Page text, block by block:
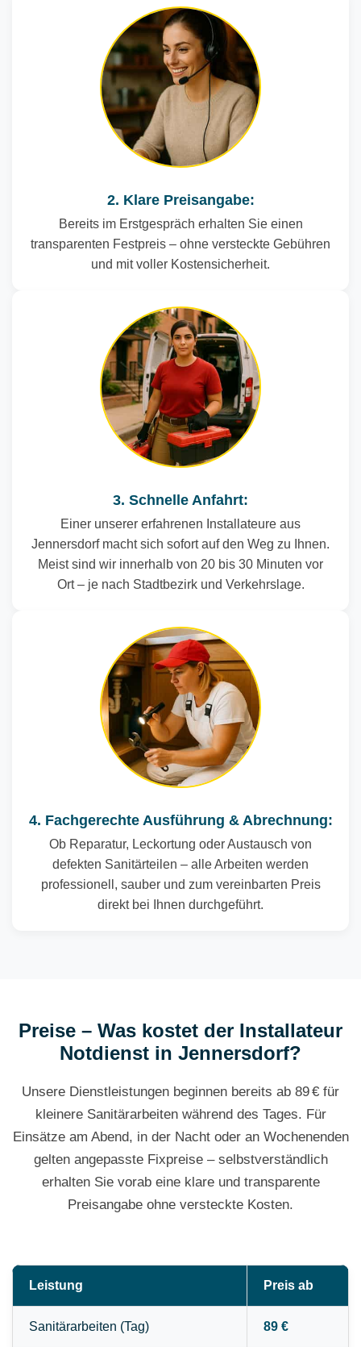
2. Klare Preisangabe:
Bereits im Erstgespräch erhalten Sie einen
transparenten Festpreis – ohne versteckte Gebühren
und mit voller Kostensicherheit.
3. Schnelle Anfahrt:
Einer unserer erfahrenen Installateure aus
Jennersdorf macht sich sofort auf den Weg zu Ihnen.
Meist sind wir innerhalb von 20 bis 30 Minuten vor
Ort – je nach Stadtbezirk und Verkehrslage.
4. Fachgerechte Ausführung & Abrechnung:
Ob Reparatur, Leckortung oder Austausch von
defekten Sanitärteilen – alle Arbeiten werden
professionell, sauber und zum vereinbarten Preis
direkt bei Ihnen durchgeführt.
Preise – Was kostet der Installateur
Notdienst in Jennersdorf?
Unsere Dienstleistungen beginnen bereits ab 89 € für
kleinere Sanitärarbeiten während des Tages. Für
Einsätze am Abend, in der Nacht oder an Wochenenden
gelten angepasste Fixpreise – selbstverständlich
erhalten Sie vorab eine klare und transparente
Preisangabe ohne versteckte Kosten.
Leistung Preis ab
Sanitärarbeiten (Tag) 89 €